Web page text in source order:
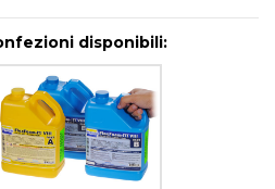
disponibili: